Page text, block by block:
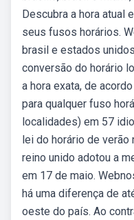
Descubra a hora atual
seus fusos horários.
brasil e estados
conversão do horário
a hora exata, de
para qualquer fuso
localidades) em 57
lei do horário de verão
reino unido adotou a
em 17 de maio.
há uma diferença de
oeste do país. Ao